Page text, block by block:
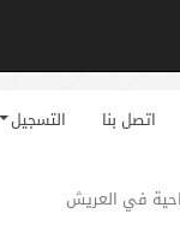
اتصل بنا التسجيل
في العريش